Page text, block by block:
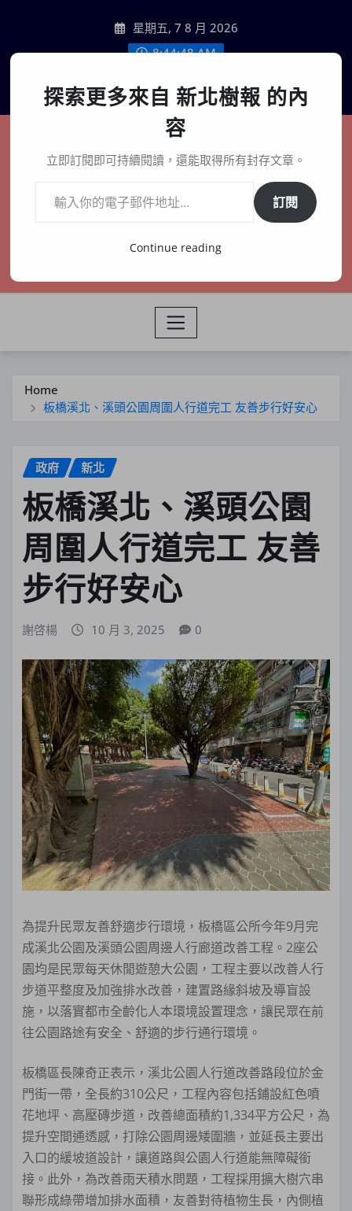
content
星期五, 7 8 月 2026
8:44:50 AM
聯絡我們
新北樹報
在地、記憶、連結、創生
Home
板橋溪北、溪頭公園周圍人行道完工 友善步行好安心
政府 新北
板橋溪北、溪頭公園
周圍人行道完工 友善
步行好安心
謝啓楊 10 月 3, 2025 0
為提升民眾友善舒適步行環境，板橋區公所今年9月完
成溪北公園及溪頭公園周邊人行廊道改善工程。2座公
園均是民眾每天休閒遊憩大公園，工程主要以改善人行
步道平整度及加強排水改善，建置路緣斜坡及導盲設
施，以落實都市全齡化人本環境設置理念，讓民眾在前
往公園路途有安全、舒適的步行通行環境。
板橋區長陳奇正表示，溪北公園人行道改善路段位於金
門街一帶，全長約310公尺，工程內容包括鋪設紅色噴
花地坪、高壓磚步道，改善總面積約1,334平方公尺，為
提升空間通透感，打除公園周邊矮圍牆，並延長主要出
入口的緩坡道設計，讓道路與公園人行道能無障礙銜
接。此外，為改善雨天積水問題，工程採用擴大樹穴串
聯形成綠帶增加排水面積，友善對待植物生長，內側植
探索更多來自 新北樹報 的內
容
立即訂閱即可持續閱讀，還能取得所有封存文章。
訂閱
Continue reading